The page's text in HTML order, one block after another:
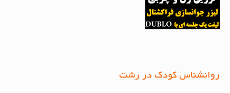
روانشناس کودک در رشت